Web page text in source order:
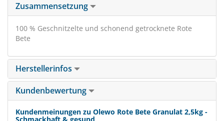
Zusammensetzung
100 % Geschnitzelte und schonend getrocknete Rote
Bete
Herstellerinfos
Kundenbewertung
Kundenmeinungen zu Olewo Rote Bete Granulat 2,5kg -